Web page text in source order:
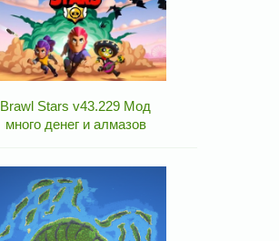
Brawl Stars v43.229 Мод
много денег и алмазов